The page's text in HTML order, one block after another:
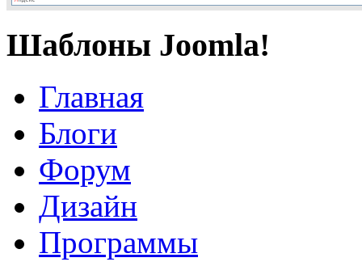
Шаблоны Joomla!
Главная
Блоги
Форум
Дизайн
Программы